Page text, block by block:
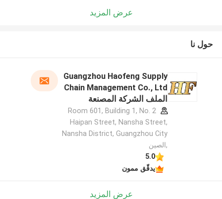
عرض المزيد
حول نا
Guangzhou Haofeng Supply
Chain Management Co., Ltd
الملف الشركة المصنعة
Room 601, Building 1, No. 2
Haipan Street, Nansha Street,
Nansha District, Guangzhou City
,الصين
5.0
يدقّق ممون
عرض المزيد